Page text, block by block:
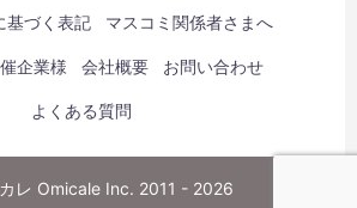
基づく表記 マスコミ関係者さまへ
企業様 会社概要 お問い合わせ
よくある質問
レ Omicale Inc. 2011 - 2026